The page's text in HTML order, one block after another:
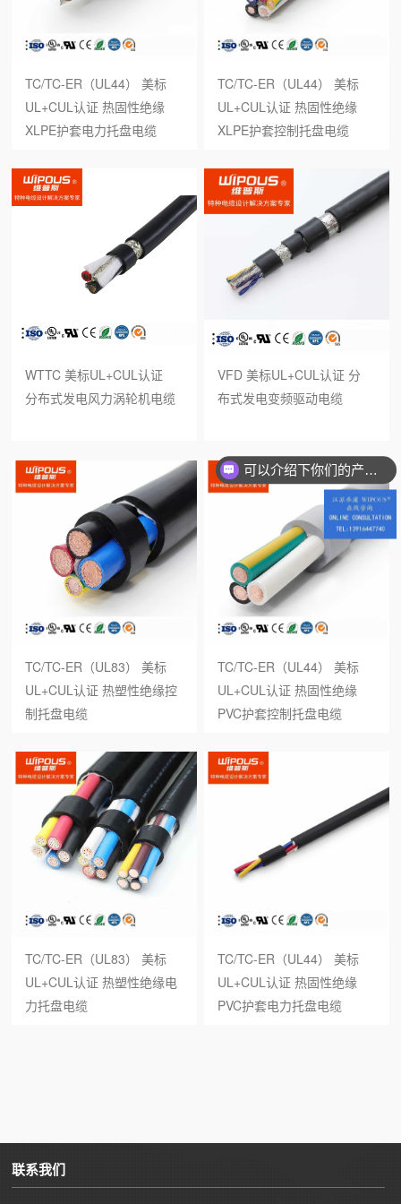
TC/TC-ER（UL44） 美标
UL+CUL认证 热固性绝缘
XLPE护套电力托盘电缆
TC/TC-ER（UL44） 美标
UL+CUL认证 热固性绝缘
XLPE护套控制托盘电缆
WTTC 美标UL+CUL认证
分布式发电风力涡轮机电缆
VFD 美标UL+CUL认证 分
布式发电变频驱动电缆
TC/TC-ER（UL83） 美标
UL+CUL认证 热塑性绝缘控
制托盘电缆
TC/TC-ER（UL44） 美标
UL+CUL认证 热固性绝缘
PVC护套控制托盘电缆
TC/TC-ER（UL83） 美标
UL+CUL认证 热塑性绝缘电
力托盘电缆
TC/TC-ER（UL44） 美标
UL+CUL认证 热固性绝缘
PVC护套电力托盘电缆
联系我们
可以介绍下你们的产品么？